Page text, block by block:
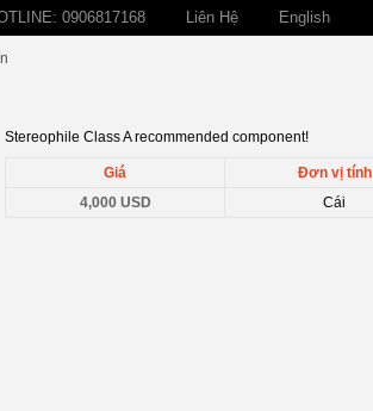
0906817168 Liên Hệ English
Stereophile Class A recommended component!
Giá
Đơn vị tính
4,000 USD
Cái